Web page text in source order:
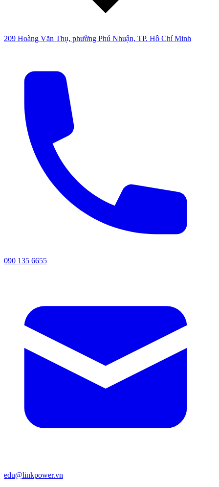
209 Hoàng Văn Thụ, phường Phú Nhuận, TP. Hồ Chí Minh
090 135 6655
edu@linkpower.vn